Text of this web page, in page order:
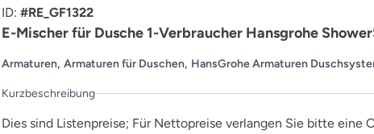
ID: #RE_GF1322
E-Mischer für Dusche 1-Verbraucher Hansgrohe
Armaturen, Armaturen für Duschen, HansGrohe Armaturen
Kurzbeschreibung
Dies sind Listenpreise; Für Nettopreise verlangen Sie bitte eine